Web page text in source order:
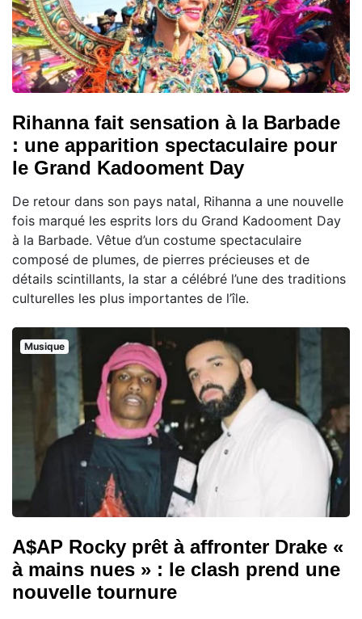
Rihanna fait sensation à la Barbade
: une apparition spectaculaire pour
le Grand Kadooment Day
De retour dans son pays natal, Rihanna a une nouvelle
fois marqué les esprits lors du Grand Kadooment Day
à la Barbade. Vêtue d’un costume spectaculaire
composé de plumes, de pierres précieuses et de
détails scintillants, la star a célébré l’une des traditions
culturelles les plus importantes de l’île.
Musique
A$AP Rocky prêt à affronter Drake «
à mains nues » : le clash prend une
nouvelle tournure